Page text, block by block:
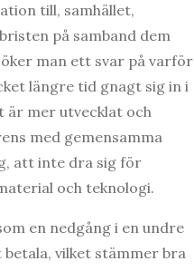
till, samhället,
på samband dem
man ett svar på varför
längre tid gnagt sig in i
är mer utvecklat och
med gemensamma
att inte dra sig för
och teknologi.
en nedgång i en undre
vilket stämmer bra